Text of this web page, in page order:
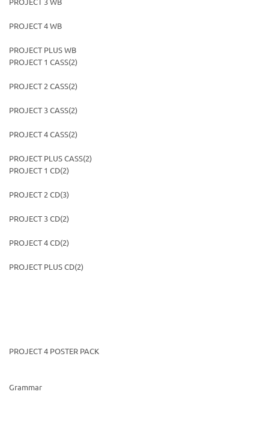
PROJECT 4 WB
PROJECT PLUS WB
PROJECT 1 CASS(2)
PROJECT 2 CASS(2)
PROJECT 3 CASS(2)
PROJECT 4 CASS(2)
PROJECT PLUS CASS(2)
PROJECT 1 CD(2)
PROJECT 2 CD(3)
PROJECT 3 CD(2)
PROJECT 4 CD(2)
PROJECT PLUS CD(2)
PROJECT 4 POSTER PACK
Grammar